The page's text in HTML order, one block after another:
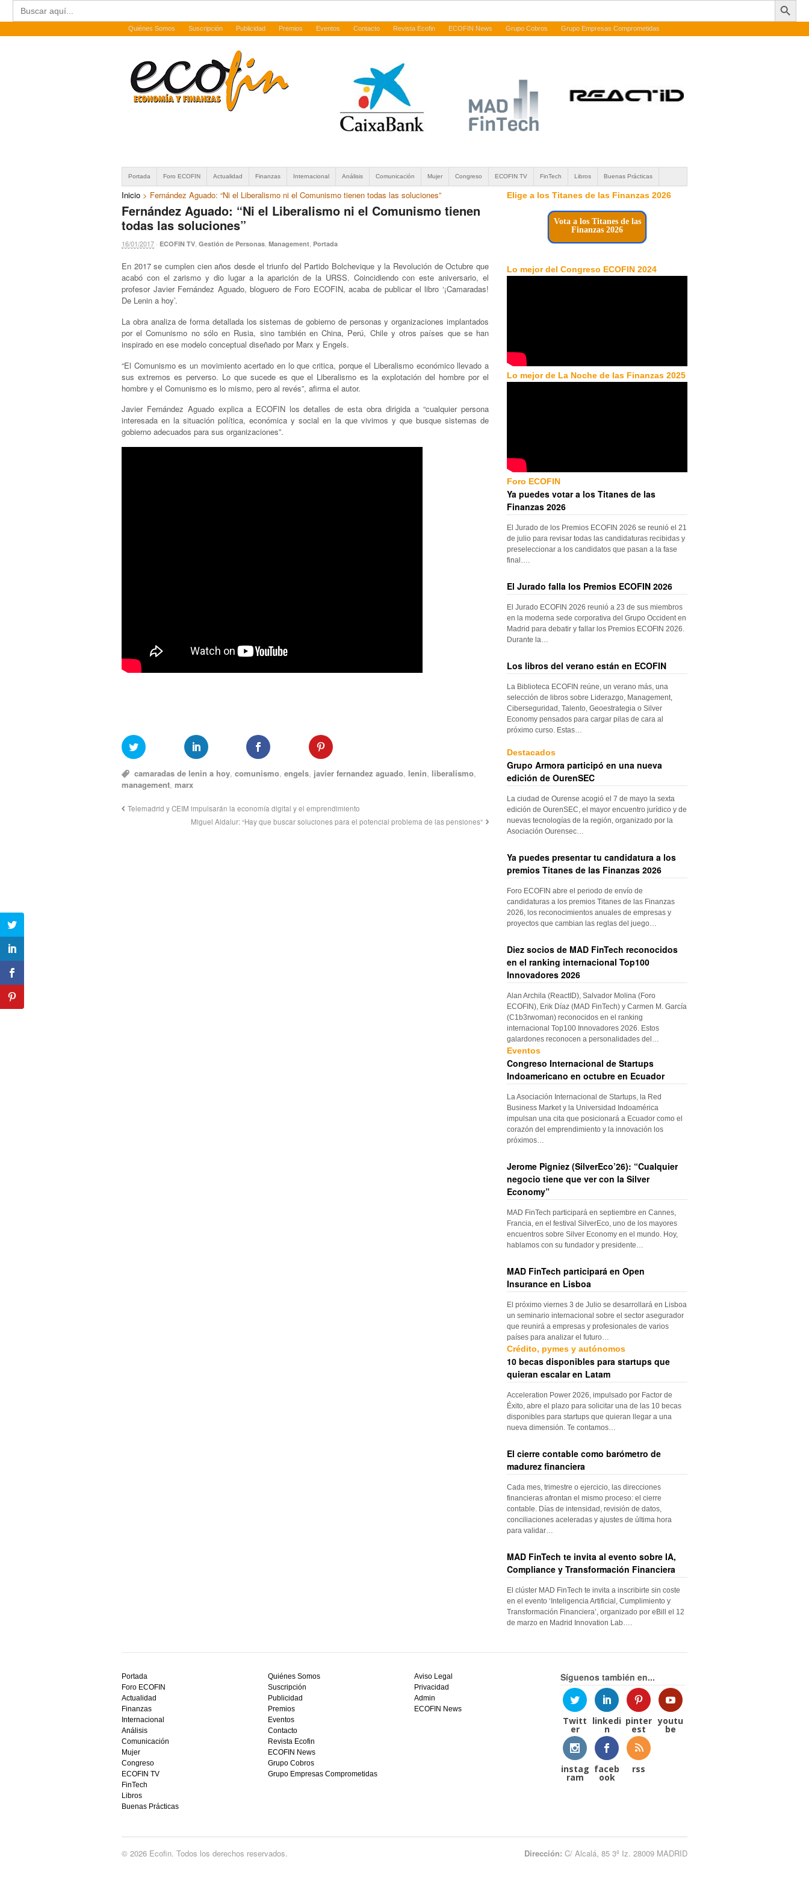
Buscar:
Quiénes Somos Suscripción Publicidad Premios Eventos Contacto Revista Ecofin ECOFIN News Grupo Cobros Grupo Empresas Comprometidas
Portada Foro ECOFIN Actualidad Finanzas Internacional Análisis Comunicación Mujer Congreso ECOFIN TV FinTech Libros Buenas Prácticas
Inicio > Fernández Aguado: “Ni el Liberalismo ni el Comunismo tienen todas las soluciones”
Fernández Aguado: “Ni el Liberalismo ni el Comunismo tienen
todas las soluciones”
16/01/2017 · ECOFIN TV Gestión de Personas Management Portada
En 2017 se cumplen cien años desde el triunfo del Partido Bolchevique y la Revolución de Octubre que
acabó con el zarismo y dio lugar a la aparición de la URSS. Coincidiendo con este aniversario, el
profesor Javier Fernández Aguado, bloguero de Foro ECOFIN, acaba de publicar el libro ‘¡Camaradas!
De Lenin a hoy’.
La obra analiza de forma detallada los sistemas de gobierno de personas y organizaciones implantados
por el Comunismo no sólo en Rusia, sino también en China, Perú, Chile y otros países que se han
inspirado en ese modelo conceptual diseñado por Marx y Engels.
“El Comunismo es un movimiento acertado en lo que critica, porque el Liberalismo económico llevado a
sus extremos es perverso. Lo que sucede es que el Liberalismo es la explotación del hombre por el
hombre y el Comunismo es lo mismo, pero al revés”, afirma el autor.
Javier Fernández Aguado explica a ECOFIN los detalles de esta obra dirigida a “cualquier persona
interesada en la situación política, económica y social en la que vivimos y que busque sistemas de
gobierno adecuados para sus organizaciones”.
camaradas de lenin a hoy,comunismo,engels, javier fernandez aguado, lenin, liberalismo,
management, marx
Telemadrid y CEIM impulsarán la economía digital y el emprendimiento
Miguel Aldalur: “Hay que buscar soluciones para el potencial problema de las pensiones”
Elige a los Titanes de las Finanzas 2026
Vota a los Titanes de las
Finanzas 2026
Lo mejor del Congreso ECOFIN 2024
Lo mejor de La Noche de las Finanzas 2025
Foro ECOFIN
Ya puedes votar a los Titanes de las
Finanzas 2026
El Jurado de los Premios ECOFIN 2026 se reunió el 21
de julio para revisar todas las candidaturas recibidas y
preseleccionar a los candidatos que pasan a la fase
final….
El Jurado falla los Premios ECOFIN 2026
El Jurado ECOFIN 2026 reunió a 23 de sus miembros
en la moderna sede corporativa del Grupo Occident en
Madrid para debatir y fallar los Premios ECOFIN 2026.
Durante la…
Los libros del verano están en ECOFIN
La Biblioteca ECOFIN reúne, un verano más, una
selección de libros sobre Liderazgo, Management,
Ciberseguridad, Talento, Geoestrategia o Silver
Economy pensados para cargar pilas de cara al
próximo curso. Estas…
Destacados
Grupo Armora participó en una nueva
edición de OurenSEC
La ciudad de Ourense acogió el 7 de mayo la sexta
edición de OurenSEC, el mayor encuentro jurídico y de
nuevas tecnologías de la región, organizado por la
Asociación Ourensec…
Ya puedes presentar tu candidatura a los
premios Titanes de las Finanzas 2026
Foro ECOFIN abre el periodo de envío de
candidaturas a los premios Titanes de las Finanzas
2026, los reconocimientos anuales de empresas y
proyectos que cambian las reglas del juego…
Diez socios de MAD FinTech reconocidos
en el ranking internacional Top100
Innovadores 2026
Alan Archila (ReactID), Salvador Molina (Foro
ECOFIN), Erik Díaz (MAD FinTech) y Carmen M. García
(C1b3rwoman) reconocidos en el ranking
internacional Top100 Innovadores 2026. Estos
galardones reconocen a personalidades del…
Eventos
Congreso Internacional de Startups
Indoamericano en octubre en Ecuador
La Asociación Internacional de Startups, la Red
Business Market y la Universidad Indoamérica
impulsan una cita que posicionará a Ecuador como el
corazón del emprendimiento y la innovación los
próximos…
Jerome Pigniez (SilverEco’26): “Cualquier
negocio tiene que ver con la Silver
Economy”
MAD FinTech participará en septiembre en Cannes,
Francia, en el festival SilverEco, uno de los mayores
encuentros sobre Silver Economy en el mundo. Hoy,
hablamos con su fundador y presidente…
MAD FinTech participará en Open
Insurance en Lisboa
El próximo viernes 3 de Julio se desarrollará en Lisboa
un seminario internacional sobre el sector asegurador
que reunirá a empresas y profesionales de varios
países para analizar el futuro…
Crédito, pymes y autónomos
10 becas disponibles para startups que
quieran escalar en Latam
Acceleration Power 2026, impulsado por Factor de
Éxito, abre el plazo para solicitar una de las 10 becas
disponibles para startups que quieran llegar a una
nueva dimensión. Te contamos…
El cierre contable como barómetro de
madurez financiera
Cada mes, trimestre o ejercicio, las direcciones
financieras afrontan el mismo proceso: el cierre
contable. Días de intensidad, revisión de datos,
conciliaciones aceleradas y ajustes de última hora
para validar…
MAD FinTech te invita al evento sobre IA,
Compliance y Transformación Financiera
El clúster MAD FinTech te invita a inscribirte sin coste
en el evento ‘Inteligencia Artificial, Cumplimiento y
Transformación Financiera’, organizado por eBill el 12
de marzo en Madrid Innovation Lab….
mejor
bono
sin
depósito
casino
en
España,
visita
este
sitio
restaurantedonmauro.es
y
ganar
hoy
Portada
Foro ECOFIN
Actualidad
Finanzas
Internacional
Análisis
Comunicación
Mujer
Congreso
ECOFIN TV
FinTech
Libros
Buenas Prácticas
Quiénes Somos
Suscripción
Publicidad
Premios
Eventos
Contacto
Revista Ecofin
ECOFIN News
Grupo Cobros
Grupo Empresas Comprometidas
Aviso Legal
Privacidad
Admin
ECOFIN News
Síguenos también en...
Twitt
er
linkedi
n
pinter
est
youtu
be
instag
ram
faceb
ook
rss
© 2026 Ecofin. Todos los derechos reservados. Dirección: C/ Alcalá, 85 3º Iz. 28009 MADRID